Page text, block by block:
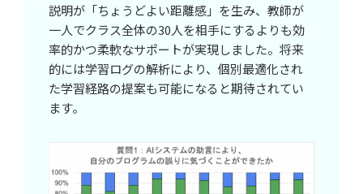
説明が「ちょうどよい距離感」を生み、教師が
一人でクラス全体の30人を相手にするよりも効
率的かつ柔軟なサポートが実現しました。将来
的には学習ログの解析により、個別最適化され
た学習経路の提案も可能になると期待されてい
ます。